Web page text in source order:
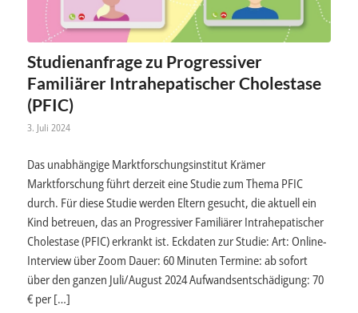
Studienanfrage zu Progressiver
Familiärer Intrahepatischer Cholestase
(PFIC)
3. Juli 2024
Das unabhängige Marktforschungsinstitut Krämer
Marktforschung führt derzeit eine Studie zum Thema PFIC
durch. Für diese Studie werden Eltern gesucht, die aktuell ein
Kind betreuen, das an Progressiver Familiärer Intrahepatischer
Cholestase (PFIC) erkrankt ist. Eckdaten zur Studie: Art: Online-
Interview über Zoom Dauer: 60 Minuten Termine: ab sofort
über den ganzen Juli/August 2024 Aufwandsentschädigung: 70
€ per […]